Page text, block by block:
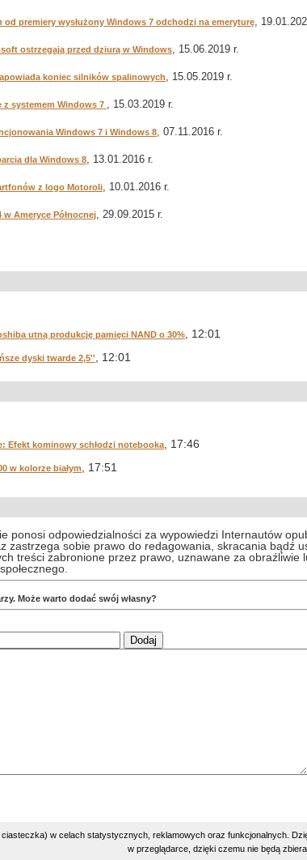
od premiery wysłużony Windows 7 odchodzi na emeryturę,
ostrzegają przed dziurą w Windows, 15.06.2019 r.
koniec silników spalinowych, 15.05.2019 r.
z systemem Windows 7 , 15.03.2019 r.
Windows 7 i Windows 8, 07.11.2016 r.
dla Windows 8, 13.01.2016 r.
z logo Motoroli, 10.01.2016 r.
w Ameryce Północnej, 29.09.2015 r.
utną produkcję pamięci NAND o 30% , 12:01
dyski twarde 2,5'' , 12:01
Efekt kominowy schłodzi notebooka , 17:46
w kolorze białym , 17:51
ponosi odpowiedzialności za wypowiedzi Internautów
zastrzega sobie prawo do redagowania, skracania bądź
treści zabronione przez prawo, uznawane za obraźliwie
Może warto dodać swój własny?
| Load: 37.92 | SQL: 18 | Uptime: 8 days, 10:44 h:m |
w celach statystycznych, reklamowych oraz funkcjonalnych.
w przeglądarce, dzięki czemu nie będą